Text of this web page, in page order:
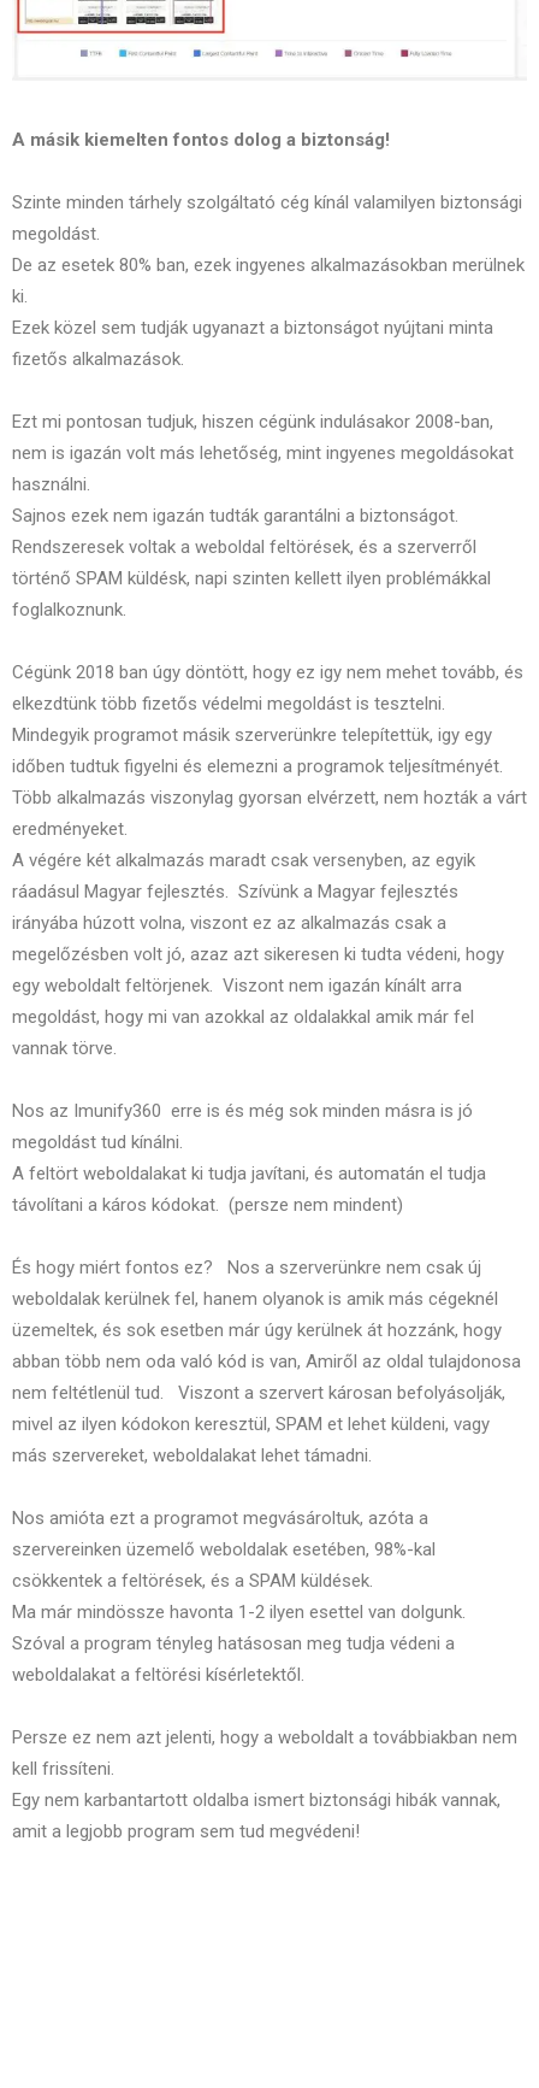
A másik kiemelten fontos dolog a biztonság!
Szinte minden tárhely szolgáltató cég kínál valamilyen biztonsági
megoldást.
De az esetek 80% ban, ezek ingyenes alkalmazásokban merülnek
ki.
Ezek közel sem tudják ugyanazt a biztonságot nyújtani minta
fizetős alkalmazások.
Ezt mi pontosan tudjuk, hiszen cégünk indulásakor 2008-ban,
nem is igazán volt más lehetőség, mint ingyenes megoldásokat
használni.
Sajnos ezek nem igazán tudták garantálni a biztonságot.
Rendszeresek voltak a weboldal feltörések, és a szerverről
történő SPAM küldésk, napi szinten kellett ilyen problémákkal
foglalkoznunk.
Cégünk 2018 ban úgy döntött, hogy ez igy nem mehet tovább, és
elkezdtünk több fizetős védelmi megoldást is tesztelni.
Mindegyik programot másik szerverünkre telepítettük, igy egy
időben tudtuk figyelni és elemezni a programok teljesítményét.
Több alkalmazás viszonylag gyorsan elvérzett, nem hozták a várt
eredményeket.
A végére két alkalmazás maradt csak versenyben, az egyik
ráadásul Magyar fejlesztés. Szívünk a Magyar fejlesztés
irányába húzott volna, viszont ez az alkalmazás csak a
megelőzésben volt jó, azaz azt sikeresen ki tudta védeni, hogy
egy weboldalt feltörjenek. Viszont nem igazán kínált arra
megoldást, hogy mi van azokkal az oldalakkal amik már fel
vannak törve.
Nos az Imunify360 erre is és még sok minden másra is jó
megoldást tud kínálni.
A feltört weboldalakat ki tudja javítani, és automatán el tudja
távolítani a káros kódokat. (persze nem mindent)
És hogy miért fontos ez? Nos a szerverünkre nem csak új
weboldalak kerülnek fel, hanem olyanok is amik más cégeknél
üzemeltek, és sok esetben már úgy kerülnek át hozzánk, hogy
abban több nem oda való kód is van, Amiről az oldal tulajdonosa
nem feltétlenül tud. Viszont a szervert károsan befolyásolják,
mivel az ilyen kódokon keresztül, SPAM et lehet küldeni, vagy
más szervereket, weboldalakat lehet támadni.
Nos amióta ezt a programot megvásároltuk, azóta a
szervereinken üzemelő weboldalak esetében, 98%-kal
csökkentek a feltörések, és a SPAM küldések.
Ma már mindössze havonta 1-2 ilyen esettel van dolgunk.
Szóval a program tényleg hatásosan meg tudja védeni a
weboldalakat a feltörési kísérletektől.
Persze ez nem azt jelenti, hogy a weboldalt a továbbiakban nem
kell frissíteni.
Egy nem karbantartott oldalba ismert biztonsági hibák vannak,
amit a legjobb program sem tud megvédeni!